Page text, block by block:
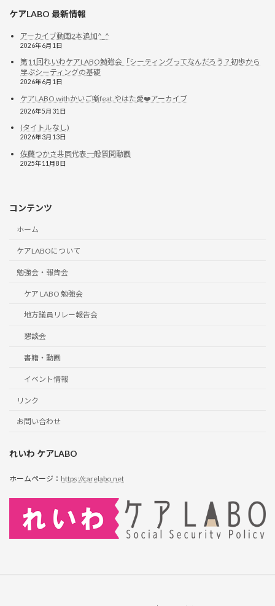
ケアLABO 最新情報
アーカイブ動画2本追加^_^
2026年6月1日
第11回れいわケアLABO勉強会「シーティングってなんだろう？初歩から
学ぶシーティングの基礎
2026年6月1日
ケアLABO withかいご噺feat.やはた愛❤️アーカイブ
2026年5月31日
(タイトルなし)
2026年3月13日
佐藤つかさ共同代表一般質問動画
2025年11月8日
コンテンツ
ホーム
ケアLABOについて
勉強会・報告会
ケア LABO 勉強会
地方議員リレー報告会
懇談会
書籍・動画
イベント情報
リンク
お問い合わせ
れいわ ケアLABO
ホームページ： https://carelabo.net